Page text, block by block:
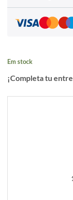
Em stock
¡Completa tu